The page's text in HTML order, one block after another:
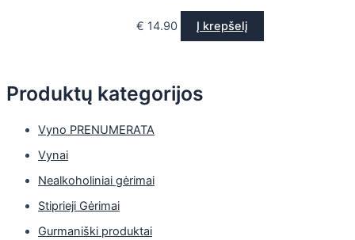
Produktų kategorijos
Vyno PRENUMERATA
Vynai
Nealkoholiniai gėrimai
Stiprieji Gėrimai
Gurmaniški produktai
€ 14.90 Į krepšelį